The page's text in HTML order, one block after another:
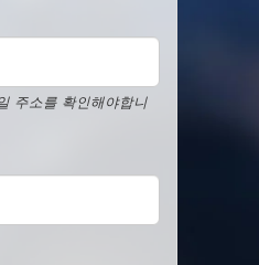
주소를 확인해야합니